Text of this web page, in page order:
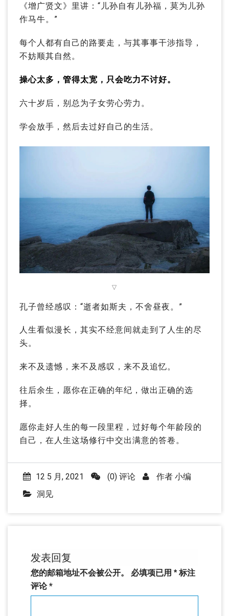
《增广贤文》里讲：“儿孙自有儿孙福，莫为儿孙
作马牛。”
每个人都有自己的路要走，与其事事干涉指导，
不妨顺其自然。
操心太多，管得太宽，只会吃力不讨好。
六十岁后，别总为子女劳心劳力。
学会放手，然后去过好自己的生活。
▽
孔子曾经感叹：“逝者如斯夫，不舍昼夜。”
人生看似漫长，其实不经意间就走到了人生的尽
头。
来不及遗憾，来不及感叹，来不及追忆。
往后余生，愿你在正确的年纪，做出正确的选
择。
愿你走好人生的每一段里程，过好每个年龄段的
自己，在人生这场修行中交出满意的答卷。
12 5 月, 2021 (0) 评论 作者 小编
洞见
发表回复
您的邮箱地址不会被公开。 必填项已用 * 标注
评论*